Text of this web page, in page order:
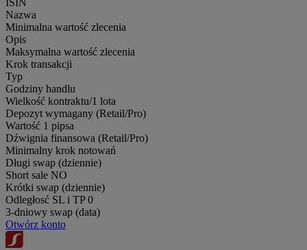
Nazwa
Minimalna wartość zlecenia
Opis
Maksymalna wartość zlecenia
Krok transakcji
Typ
Godziny handlu
Wielkość kontraktu/1 lota
Depozyt wymagany (Retail/Pro)
Wartość 1 pipsa
Dźwignia finansowa (Retail/Pro)
Minimalny krok notowań
Długi swap (dziennie)
Short sale NO
Krótki swap (dziennie)
Odległosć SL i TP 0
3-dniowy swap (data)
Otwórz konto